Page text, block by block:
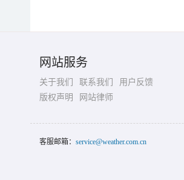
网站服务
关于我们 联系我们
用户反馈
版权声明
网站律师
客服邮箱： service@weather.com.cn